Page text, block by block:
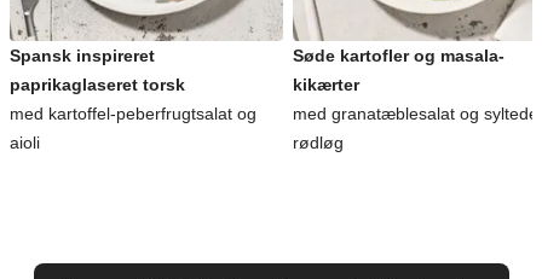
Spansk inspireret
paprikaglaseret torsk
med kartoffel-peberfrugtsalat og
aioli
Søde kartofler og masala-
kikærter
med granatæblesalat og syltede
rødløg